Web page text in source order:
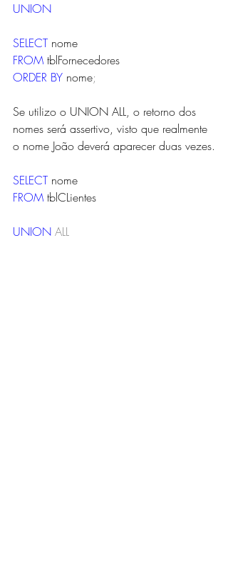
UNION
SELECT nome
FROM tblFornecedores
ORDER BY nome;
Se utilizo o UNION ALL, o retorno dos
nomes será assertivo, visto que realmente
o nome João deverá aparecer duas vezes.
SELECT nome
FROM tblCLientes
UNION ALL